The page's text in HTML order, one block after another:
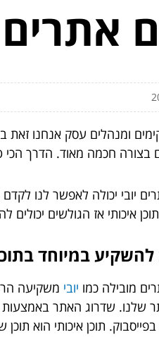
ומנהלים עסק אנחנו זאת
חכמה מאוד. הדרך הכי
יובי יכולה לאפשר לנו
איכותי אז הגולשים
במיוחד
מובילה כמו יובי משקיעה
שדרוג האתר באמצעות
תוכן איכותי הוא